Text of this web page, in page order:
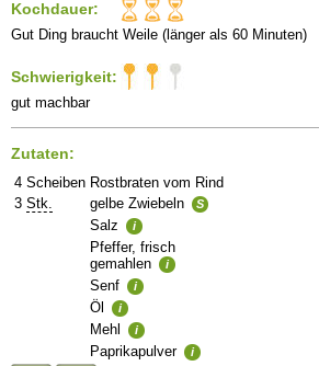
Kochdauer:
Gut Ding braucht Weile (länger als 60 Minuten)
Schwierigkeit:
gut machbar
Zutaten:
4 Scheiben Rostbraten vom Rind
3 Stk. gelbe Zwiebeln S
Salz i
Pfeffer, frisch
gemahlen
i
Senf i
Öl i
Mehl i
Paprikapulver i